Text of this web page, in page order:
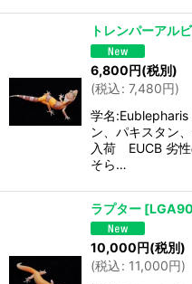
トレンパーアル
6,800円(税別)
(税込: 7,480円)
学名:Eublepharis
ン、パキスタン
入荷 EUCB 劣
そら…
ラプター [LGA90
10,000円(税別)
(税込: 11,000円)